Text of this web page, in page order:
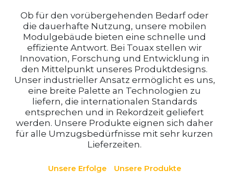
Ob für den vorübergehenden Bedarf oder
die dauerhafte Nutzung, unsere mobilen
Modulgebäude bieten eine schnelle und
effiziente Antwort. Bei Touax stellen wir
Innovation, Forschung und Entwicklung in
den Mittelpunkt unseres Produktdesigns.
Unser industrieller Ansatz ermöglicht es uns,
eine breite Palette an Technologien zu
liefern, die internationalen Standards
entsprechen und in Rekordzeit geliefert
werden. Unsere Produkte eignen sich daher
für alle Umzugsbedürfnisse mit sehr kurzen
Lieferzeiten.
Unsere Erfolge Unsere Produkte